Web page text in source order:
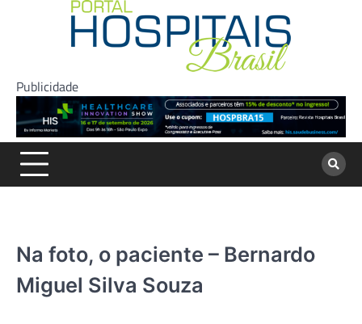
Publicidade
Na foto, o paciente – Bernardo
Miguel Silva Souza